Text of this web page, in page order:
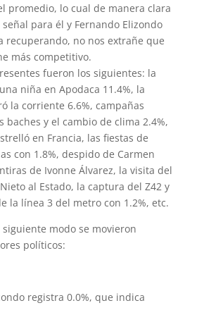
promedio, lo cual de manera clara
para él y Fernando Elizondo
recuperando, no nos extrañe que
más competitivo.
fueron los siguientes: la
niña en Apodaca 11.4%, la
la corriente 6.6%, campañas
baches y el cambio de clima 2.4%,
en Francia, las fiestas de
con 1.8%, despido de Carmen
de Ivonne Álvarez, la visita del
al Estado, la captura del Z42 y
la línea 3 del metro con 1.2%, etc.
siguiente modo se movieron
políticos:
registra 0.0%, que indica